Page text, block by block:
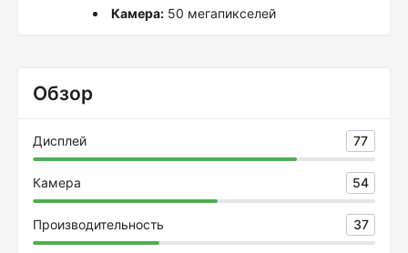
Камера: 50 мегапикселей
Обзор
Дисплей 77
Камера 54
Производительность 37